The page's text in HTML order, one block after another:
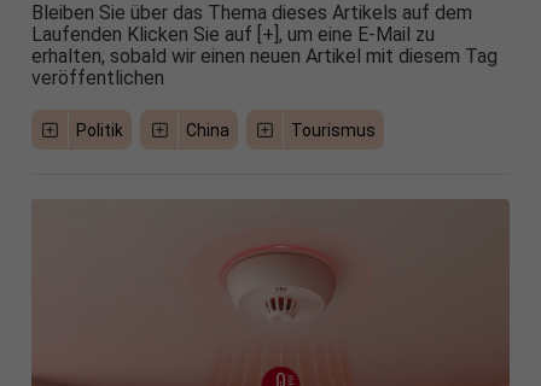
Bleiben Sie über das Thema dieses Artikels auf dem
Laufenden Klicken Sie auf [+], um eine E-Mail zu
erhalten, sobald wir einen neuen Artikel mit diesem Tag
veröffentlichen
Politik China Tourismus